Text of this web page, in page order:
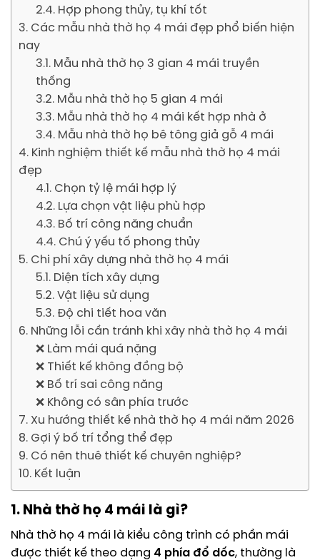
2.4. Hợp phong thủy, tụ khí tốt
3. Các mẫu nhà thờ họ 4 mái đẹp phổ biến hiện
nay
3.1. Mẫu nhà thờ họ 3 gian 4 mái truyền
thống
3.2. Mẫu nhà thờ họ 5 gian 4 mái
3.3. Mẫu nhà thờ họ 4 mái kết hợp nhà ở
3.4. Mẫu nhà thờ họ bê tông giả gỗ 4 mái
4. Kinh nghiệm thiết kế mẫu nhà thờ họ 4 mái
đẹp
4.1. Chọn tỷ lệ mái hợp lý
4.2. Lựa chọn vật liệu phù hợp
4.3. Bố trí công năng chuẩn
4.4. Chú ý yếu tố phong thủy
5. Chi phí xây dựng nhà thờ họ 4 mái
5.1. Diện tích xây dựng
5.2. Vật liệu sử dụng
5.3. Độ chi tiết hoa văn
6. Những lỗi cần tránh khi xây nhà thờ họ 4 mái
❌ Làm mái quá nặng
❌ Thiết kế không đồng bộ
❌ Bố trí sai công năng
❌ Không có sân phía trước
7. Xu hướng thiết kế nhà thờ họ 4 mái năm 2026
8. Gợi ý bố trí tổng thể đẹp
9. Có nên thuê thiết kế chuyên nghiệp?
10. Kết luận
1. Nhà thờ họ 4 mái là gì?
Nhà thờ họ 4 mái là kiểu công trình có phần mái
được thiết kế theo dạng 4 phía đổ dốc, thường là